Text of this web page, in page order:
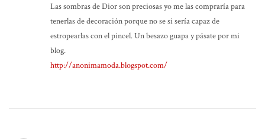
Las sombras de Dior son preciosas yo me las compraría para
tenerlas de decoración porque no se si sería capaz de
estropearlas con el pincel. Un besazo guapa y pásate por mi
blog.
http://anonimamoda.blogspot.com/